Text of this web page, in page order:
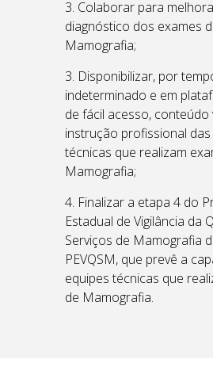
3. Colaborar para
diagnóstico dos exames
Mamografia;
3. Disponibilizar, por
indeterminado e em
de fácil acesso, conteúdo
instrução profissional
técnicas que realizam
Mamografia;
4. Finalizar a etapa 4 do
Estadual de Vigilância da
Serviços de Mamografia
PEVQSM, que prevê a
equipes técnicas que
de Mamografia.